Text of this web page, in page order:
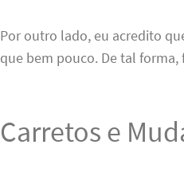
Por outro lado, eu acredito
que bem pouco. De tal forma,
Carretos e